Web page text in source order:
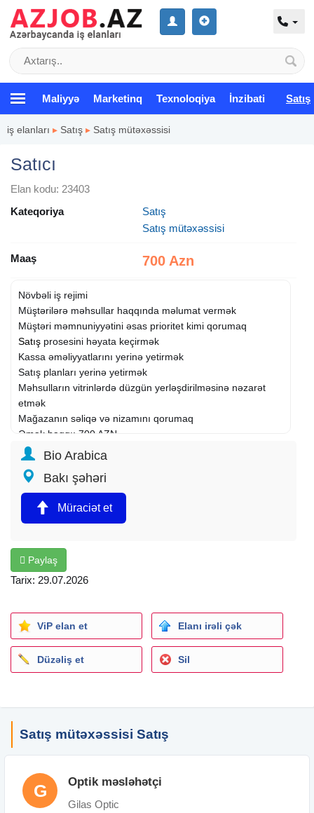
Maliyyə Marketinq Texnoloqiya İnzibati Satış
iş elanları ▸ Satış ▸ Satış mütəxəssisi
Satıcı
Elan kodu: 23403
Kateqoriya
Satış
Satış mütəxəssisi
Maaş 700 Azn
Növbəli iş rejimi
Müştərilərə məhsullar haqqında məlumat vermək
Müştəri məmnuniyyətini əsas prioritet kimi qorumaq
Satış prosesini həyata keçirmək
Kassa əməliyyatlarını yerinə yetirmək
Satış planları yerinə yetirmək
Məhsulların vitrinlərdə düzgün yerləşdirilməsinə nəzarət
etmək
Mağazanın səliqə və nizamını qorumaq
Əmək haqqı: 700 AZN
Bio Arabica
Bakı şəhəri
Müraciət et
Paylaş
Tarix: 29.07.2026
ViP elan et Elanı irəli çək
Düzəliş et Sil
Satış mütəxəssisi Satış
G Optik məsləhətçi
Gilas Optic